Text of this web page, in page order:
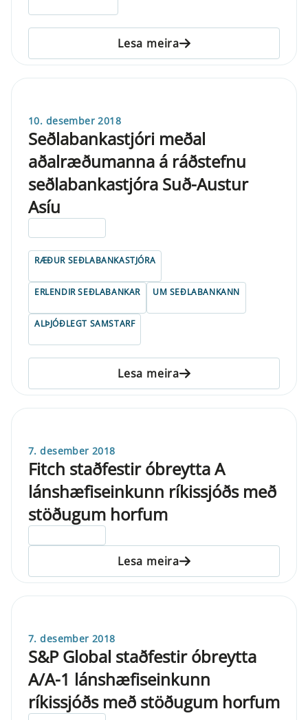
Lesa meira
10. desember 2018
Seðlabankastjóri meðal
aðalræðumanna á ráðstefnu
seðlabankastjóra Suð-Austur
Asíu
RÆÐUR SEÐLABANKASTJÓRA
ERLENDIR SEÐLABANKAR UM SEÐLABANKANN
ALÞJÓÐLEGT SAMSTARF
Lesa meira
7. desember 2018
Fitch staðfestir óbreytta A
lánshæfiseinkunn ríkissjóðs með
stöðugum horfum
Lesa meira
7. desember 2018
S&P Global staðfestir óbreytta
A/A-1 lánshæfiseinkunn
ríkissjóðs með stöðugum horfum